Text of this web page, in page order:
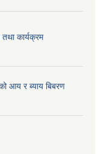
कार्यक्रम
आय र ब्याय बिबरण